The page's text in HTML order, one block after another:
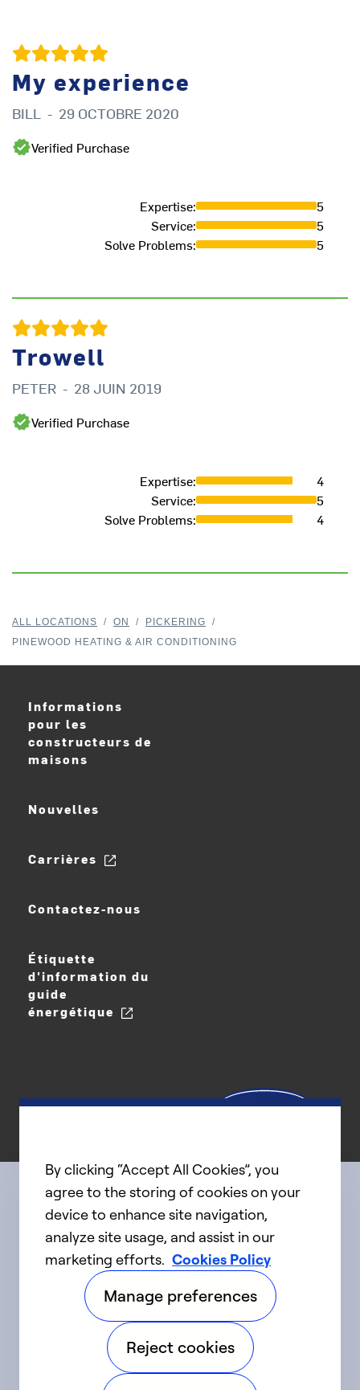
My experience
BILL - 29 OCTOBRE 2020
Verified Purchase
Expertise:
5
Service:
5
Solve Problems: 5
Trowell
PETER - 28 JUIN 2019
Verified Purchase
Expertise:
4
Service:
5
Solve Problems: 4
ALL LOCATIONS / ON / PICKERING
/
PINEWOOD HEATING & AIR CONDITIONING
Informations
pour les
constructeurs de
maisons
Nouvelles
Carrières
Contactez-nous
Étiquette
d'information du
guide
énergétique
Connect with us
linkedIntwitter facebookyoutube
©2025 Carrier. Tous droits réservés.
Accessibilité Avis sur la confidentialité
By clicking “Accept All Cookies”, you
agree to the storing of cookies on your
device to enhance site navigation,
analyze site usage, and assist in our
marketing efforts. Cookies Policy
Manage preferences
Reject cookies